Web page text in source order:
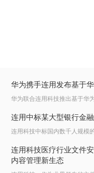
华为携手连用发布基于
连用中标某大型银行金
连用科技医疗行业文件
内容管理新生态